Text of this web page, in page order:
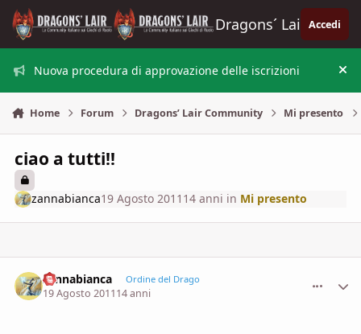
Vai al contenuto
Dragons´ Lair Accedi
Nuova procedura di approvazione delle iscrizioni
Home Forum Dragons’ Lair Community Mi presento
ciao a tutti!!
zannabianca19 Agosto 2011 14 anni in Mi presento
zannabianca Ordine del Drago
19 Agosto 201114 anni